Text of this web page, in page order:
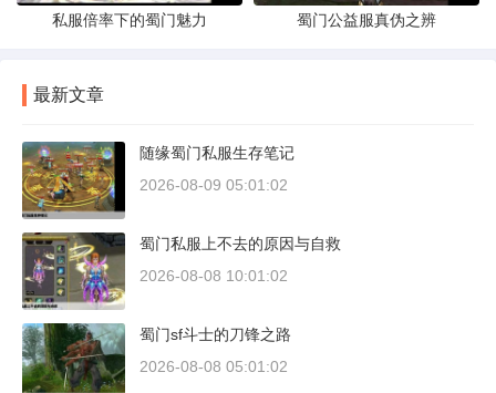
私服倍率下的蜀门魅力 蜀门公益服真伪之辨
最新文章
随缘蜀门私服生存笔记
2026-08-09 05:01:02
蜀门私服上不去的原因与自救
2026-08-08 10:01:02
蜀门sf斗士的刀锋之路
2026-08-08 05:01:02